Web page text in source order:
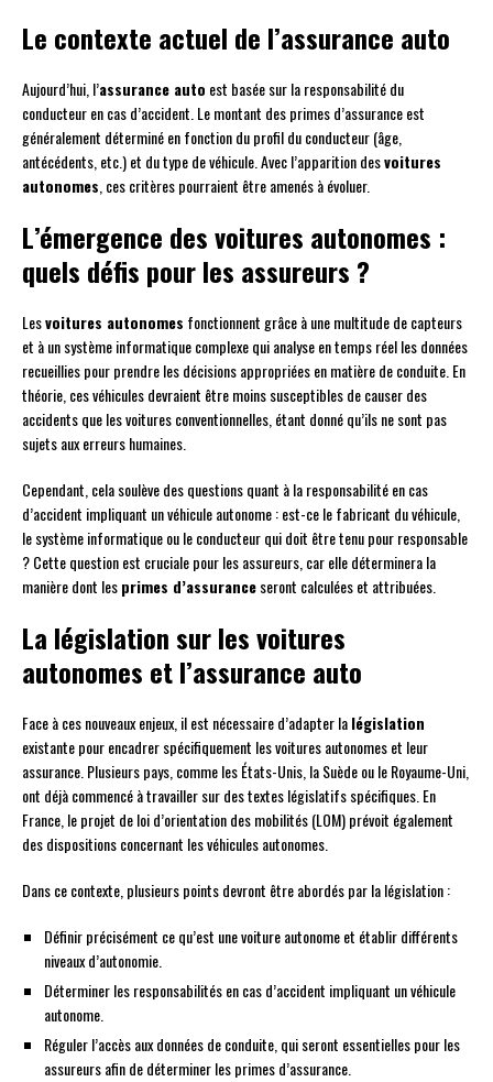
Le contexte actuel de l’assurance auto
Aujourd’hui, l’assurance auto est basée sur la responsabilité du
conducteur en cas d’accident. Le montant des primes d’assurance est
généralement déterminé en fonction du profil du conducteur (âge,
antécédents, etc.) et du type de véhicule. Avec l’apparition desvoitures
autonomes, ces critères pourraient être amenés à évoluer.
L’émergence des voitures autonomes :
quels défis pour les assureurs ?
Lesvoitures autonomes fonctionnent grâce à une multitude de capteurs
et à un système informatique complexe qui analyse en temps réel les données
recueillies pour prendre les décisions appropriées en matière de conduite. En
théorie, ces véhicules devraient être moins susceptibles de causer des
accidents que les voitures conventionnelles, étant donné qu’ils ne sont pas
sujets aux erreurs humaines.
Cependant, cela soulève des questions quant à la responsabilité en cas
d’accident impliquant un véhicule autonome : est-ce le fabricant du véhicule,
le système informatique ou le conducteur qui doit être tenu pour responsable
? Cette question est cruciale pour les assureurs, car elle déterminera la
manière dont lesprimes d’assuranceseront calculées et attribuées.
La législation sur les voitures
autonomes et l’assurance auto
Face à ces nouveaux enjeux, il est nécessaire d’adapter lalégislation
existante pour encadrer spécifiquement les voitures autonomes et leur
assurance. Plusieurs pays, comme les États-Unis, la Suède ou le Royaume-Uni,
ont déjà commencé à travailler sur des textes législatifs spécifiques. En
France, le projet de loi d’orientation des mobilités (LOM) prévoit également
des dispositions concernant les véhicules autonomes.
Dans ce contexte, plusieurs points devront être abordés par la législation :
Définir précisément ce qu’est une voiture autonome et établir différents
niveaux d’autonomie.
Déterminer les responsabilités en cas d’accident impliquant un véhicule
autonome.
Réguler l’accès aux données de conduite, qui seront essentielles pour les
assureurs afin de déterminer les primes d’assurance.